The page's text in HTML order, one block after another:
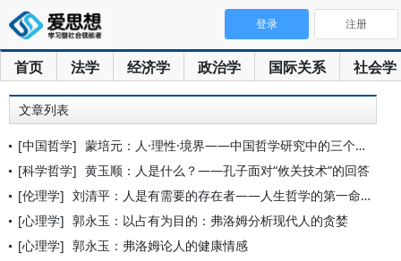
首页 法学 经济学 政治学 国际关系 社会学
登录 注册
文章列表
[中国哲学] 蒙培元：人·理性·境界——中国哲学研究中的三个问题
[科学哲学] 黄玉顺：人是什么？——孔子面对“攸关技术”的回答
[伦理学] 刘清平：人是有需要的存在者——人生哲学的第一命题
[心理学] 郭永玉：以占有为目的：弗洛姆分析现代人的贪婪
[心理学] 郭永玉：弗洛姆论人的健康情感